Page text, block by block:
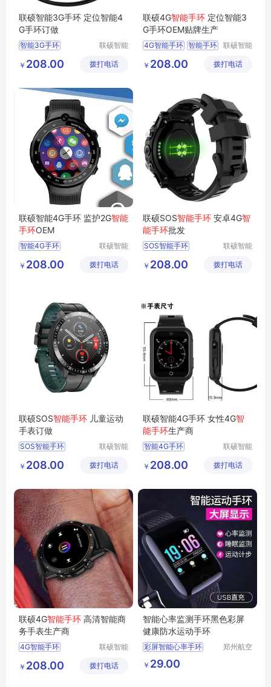
联硕智能3G手环 定位智能4
G手环订做
智能3G手环
蓝牙智能手表
联硕智能
有限公司
￥ 208.00 拨打电话
联硕4G智能手环 定位智能3
G手环OEM贴牌生产
4G智能手环 智能手环
联硕智能
有限公司
￥ 208.00 拨打电话
联硕智能4G手环 监护2G智能
手环OEM
智能4G手环
蓝牙智能健康运动手环
联硕智能
有限公司
￥ 208.00 拨打电话
联硕SOS智能手环 安卓4G智
能手环批发
SOS智能手环
智能商务手表
联硕智能
有限公司
￥ 208.00 拨打电话
联硕SOS智能手环 儿童运动
手表订做
SOS智能手环
智能2G手环
联硕智能
有限公司
￥ 208.00 拨打电话
联硕智能4G手环 女性4G智
能手环生产商
智能4G手环
联硕智能
有限公司
￥ 208.00 拨打电话
联硕4G智能手环 高清智能商
务手表生产商
4G智能手环
健康智能运动手表
联硕智能
有限公司
￥ 208.00 拨打电话
智能心率监测手环黑色彩屏
健康防水运动手环
彩屏智能心率手环
郑州航空
￥ 29.00